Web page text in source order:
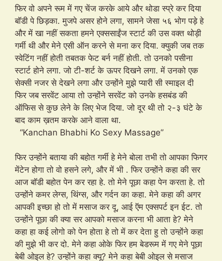
फिर वो अपने रूम में गए चेंज करके आये और थोडा स्प्रे कर दिया
बॉडी पे छिड़का. मुजपे असर होने लगा, सामने जेसा ५६ भोग पड़े हे
और में खा नहीं सकता हमने एक्ससाईंज स्टार्ट की उस वक्त थोड़ी
गर्मी थी और मेने एसी ऑन करने से मना कर दिया. क्युकी जब तक
स्वेटिंग नहीं होती तबतक फेट बर्न नहीं होती. तो उनको पसीना
स्टार्ट होने लगा. जो टी-शर्ट के ऊपर दिखने लगा. में उनको एक
सेक्सी नजर से देखने लगा और उन्होंने मुझे प्यारी सी स्माइल दी
फिर जब सरवेंट आया तो उन्होंने सरवेंट को उनके हसबंड की
ऑफिस से कुछ लेने के लिए भेज दिया. जो दूर थी तो २-३ घंटे के
बाद काम ख़तम करके आने वाला था.
“Kanchan Bhabhi Ko Sexy Massage”
फिर उन्होंने बताया की बहोत गर्मी हे मेने बोला तभी तो आपका फिगर
मेंटेन होगा तो वो हसने लगे, और में भी . फिर उन्होंने कहा की सर
आज बॉडी बहोत पेन कर रहा हे. तो मेने पूछा कहा पेन करता हे. तो
उन्होंने कमर लेग्स, थिंग्स, और गर्दन का कहा. मेने कहा की अगर
आपकी इच्छा हो तो में मसाज कर दू, आई ऍम एक्सपर्ट इन ईट. तो
उन्होंने पूछा की क्या सर आपको मसाज करना भी आता हे? मेने
कहा हा कई लोगो को पेन होता हे तो में कर देता हु तो उन्होंने कहा
की मुझे भी कर दो. मेने कहा ओके फिर हम बेडरूम में गए मेने पूछा
बेबी ओइल हे? उन्होंने कहा क्यू? मेने कहा बेबी ओइल से मसाज